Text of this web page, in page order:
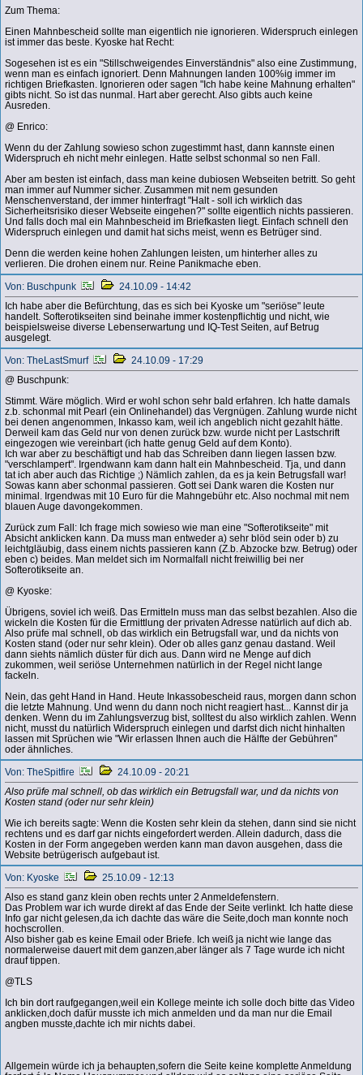
Zum Thema:
Einen Mahnbescheid sollte man eigentlich nie ignorieren. Widerspruch einlegen
ist immer das beste. Kyoske hat Recht:
Sogesehen ist es ein "Stillschweigendes Einverständnis" also eine Zustimmung,
wenn man es einfach ignoriert. Denn Mahnungen landen 100%ig immer im
richtigen Briefkasten. Ignorieren oder sagen "Ich habe keine Mahnung erhalten"
gibts nicht. So ist das nunmal. Hart aber gerecht. Also gibts auch keine
Ausreden.
@ Enrico:
Wenn du der Zahlung sowieso schon zugestimmt hast, dann kannste einen
Widerspruch eh nicht mehr einlegen. Hatte selbst schonmal so nen Fall.
Aber am besten ist einfach, dass man keine dubiosen Webseiten betritt. So geht
man immer auf Nummer sicher. Zusammen mit nem gesunden
Menschenverstand, der immer hinterfragt "Halt - soll ich wirklich das
Sicherheitsrisiko dieser Webseite eingehen?" sollte eigentlich nichts passieren.
Und falls doch mal ein Mahnbescheid im Briefkasten liegt. Einfach schnell den
Widerspruch einlegen und damit hat sichs meist, wenn es Betrüger sind.
Denn die werden keine hohen Zahlungen leisten, um hinterher alles zu
verlieren. Die drohen einem nur. Reine Panikmache eben.
Von: Buschpunk
24.10.09 - 14:42
Ich habe aber die Befürchtung, das es sich bei Kyoske um "seriöse" leute
handelt. Softerotikseiten sind beinahe immer kostenpflichtig und nicht, wie
beispielsweise diverse Lebenserwartung und IQ-Test Seiten, auf Betrug
ausgelegt.
Von: TheLastSmurf
24.10.09 - 17:29
@ Buschpunk:
Stimmt. Wäre möglich. Wird er wohl schon sehr bald erfahren. Ich hatte damals
z.b. schonmal mit Pearl (ein Onlinehandel) das Vergnügen. Zahlung wurde nicht
bei denen angenommen, Inkasso kam, weil ich angeblich nicht gezahlt hätte.
Derweil kam das Geld nur von denen zurück bzw. wurde nicht per Lastschrift
eingezogen wie vereinbart (ich hatte genug Geld auf dem Konto).
Ich war aber zu beschäftigt und hab das Schreiben dann liegen lassen bzw.
"verschlampert". Irgendwann kam dann halt ein Mahnbescheid. Tja, und dann
tat ich aber auch das Richtige ;) Nämlich zahlen, da es ja kein Betrugsfall war!
Sowas kann aber schonmal passieren. Gott sei Dank waren die Kosten nur
minimal. Irgendwas mit 10 Euro für die Mahngebühr etc. Also nochmal mit nem
blauen Auge davongekommen.
Zurück zum Fall: Ich frage mich sowieso wie man eine "Softerotikseite" mit
Absicht anklicken kann. Da muss man entweder a) sehr blöd sein oder b) zu
leichtgläubig, dass einem nichts passieren kann (Z.b. Abzocke bzw. Betrug) oder
eben c) beides. Man meldet sich im Normalfall nicht freiwillig bei ner
Softerotikseite an.
@ Kyoske:
Übrigens, soviel ich weiß. Das Ermitteln muss man das selbst bezahlen. Also die
wickeln die Kosten für die Ermittlung der privaten Adresse natürlich auf dich ab.
Also prüfe mal schnell, ob das wirklich ein Betrugsfall war, und da nichts von
Kosten stand (oder nur sehr klein). Oder ob alles ganz genau dastand. Weil
dann siehts nämlich düster für dich aus. Dann wird ne Menge auf dich
zukommen, weil seriöse Unternehmen natürlich in der Regel nicht lange
fackeln.
Nein, das geht Hand in Hand. Heute Inkassobescheid raus, morgen dann schon
die letzte Mahnung. Und wenn du dann noch nicht reagiert hast... Kannst dir ja
denken. Wenn du im Zahlungsverzug bist, solltest du also wirklich zahlen. Wenn
nicht, musst du natürlich Widerspruch einlegen und darfst dich nicht hinhalten
lassen mit Sprüchen wie "Wir erlassen Ihnen auch die Hälfte der Gebühren"
oder ähnliches.
Von: TheSpitfire
24.10.09 - 20:21
Also prüfe mal schnell, ob das wirklich ein Betrugsfall war, und da nichts von
Kosten stand (oder nur sehr klein)
Wie ich bereits sagte: Wenn die Kosten sehr klein da stehen, dann sind sie nicht
rechtens und es darf gar nichts eingefordert werden. Allein dadurch, dass die
Kosten in der Form angegeben werden kann man davon ausgehen, dass die
Website betrügerisch aufgebaut ist.
Von: Kyoske
25.10.09 - 12:13
Also es stand ganz klein oben rechts unter 2 Anmeldefenstern.
Das Problem war ich wurde direkt af das Ende der Seite verlinkt. Ich hatte diese
Info gar nicht gelesen,da ich dachte das wäre die Seite,doch man konnte noch
hochscrollen.
Also bisher gab es keine Email oder Briefe. Ich weiß ja nicht wie lange das
normalerweise dauert mit dem ganzen,aber länger als 7 Tage wurde ich nicht
drauf tippen.
@TLS
Ich bin dort raufgegangen,weil ein Kollege meinte ich solle doch bitte das Video
anklicken,doch dafür musste ich mich anmelden und da man nur die Email
angben musste,dachte ich mir nichts dabei.
Allgemein würde ich ja behaupten,sofern die Seite keine komplette Anmeldung